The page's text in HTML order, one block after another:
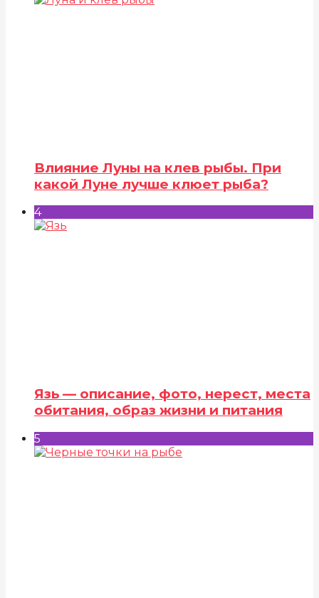
Влияние Луны на клев рыбы. При
какой Луне лучше клюет рыба?
4
Язь — описание, фото, нерест, места
обитания, образ жизни и питания
5